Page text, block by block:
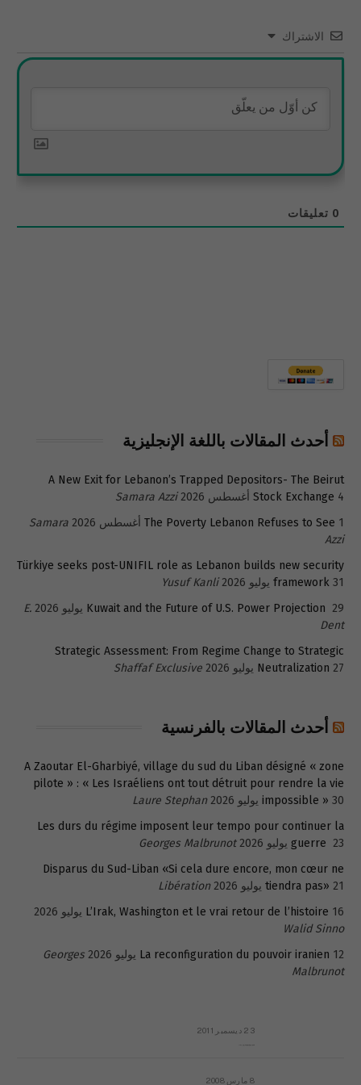
الاشتراك
0 تعليقات
أحدث المقالات باللغة الإنجليزية
A New Exit for Lebanon’s Trapped Depositors- The Beirut
Stock Exchange 4 أغسطس 2026
Samara Azzi
The Poverty Lebanon Refuses to See 1 أغسطس 2026
Samara
Azzi
Türkiye seeks post-UNIFIL role as Lebanon builds new security
framework 31 يوليو 2026
Yusuf Kanli
Kuwait and the Future of U.S. Power Projection 29 يوليو 2026
E.
Dent
Strategic Assessment: From Regime Change to Strategic
Neutralization 27 يوليو 2026 Shaffaf Exclusive
أحدث المقالات بالفرنسية
A Zaoutar El-Gharbiyé, village du sud du Liban désigné « zone
pilote » : « Les Israéliens ont tout détruit pour rendre la vie
impossible » 30 يوليو 2026
Laure Stephan
Les durs du régime imposent leur tempo pour continuer la
guerre 23 يوليو 2026
Georges Malbrunot
Disparus du Sud-Liban «Si cela dure encore, mon cœur ne
tiendra pas» 21 يوليو 2026
Libération
L’Irak, Washington et le vrai retour de l’histoire 16 يوليو 2026
Walid Sinno
La reconfiguration du pouvoir iranien 12 يوليو 2026
Georges
Malbrunot
23 ديسمبر 2011
8 مارس 2008